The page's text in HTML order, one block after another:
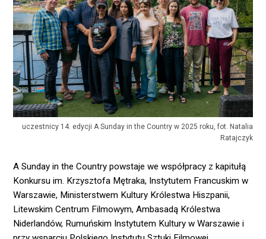
uczestnicy 14. edycji A Sunday in the Country w 2025 roku, fot. Natalia
Ratajczyk
A Sunday in the Country powstaje we współpracy z kapitułą
Konkursu im. Krzysztofa Mętraka, Instytutem Francuskim w
Warszawie, Ministerstwem Kultury Królestwa Hiszpanii,
Litewskim Centrum Filmowym, Ambasadą Królestwa
Niderlandów, Rumuńskim Instytutem Kultury w Warszawie i